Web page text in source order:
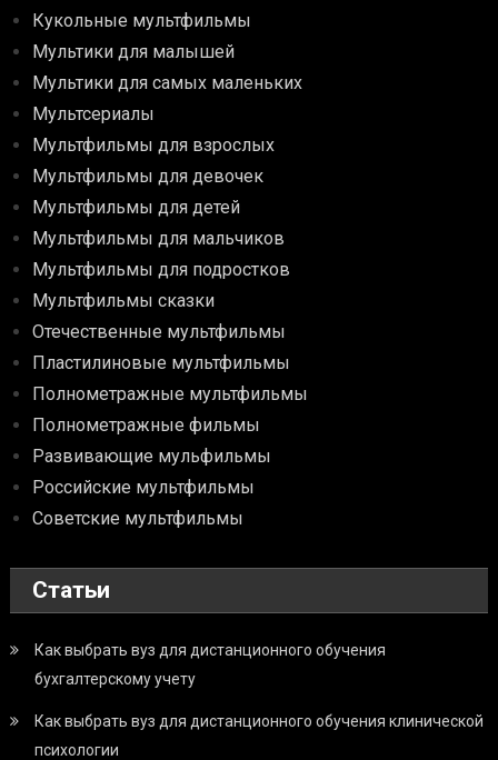
Кукольные мультфильмы
Мультики для малышей
Мультики для самых маленьких
Мультсериалы
Мультфильмы для взрослых
Мультфильмы для девочек
Мультфильмы для детей
Мультфильмы для мальчиков
Мультфильмы для подростков
Мультфильмы сказки
Отечественные мультфильмы
Пластилиновые мультфильмы
Полнометражные мультфильмы
Полнометражные фильмы
Развивающие мульфильмы
Российские мультфильмы
Советские мультфильмы
Статьи
Как выбрать вуз для дистанционного обучения
бухгалтерскому учету
Как выбрать вуз для дистанционного обучения клинической
психологии